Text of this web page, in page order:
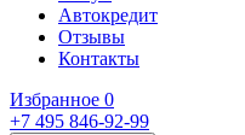
Автокредит
Отзывы
Контакты
Избранное 0
+7 495 846-92-99